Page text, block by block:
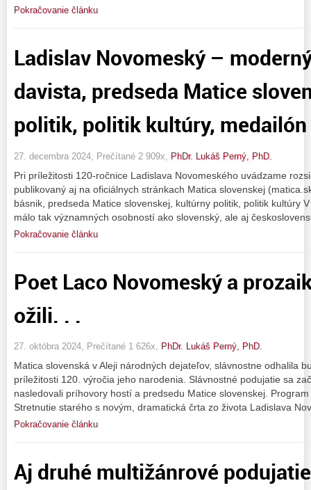
Pokračovanie článku
Ladislav Novomeský –
davista, predseda Matice
politik, politik kultúry,
27. decembra 2024, Prečítané 2 909x, PhDr. Lukáš Perný, PhD.
Pri príležitosti 120-ročnice Ladislava Novomeského uvádzame
publikovaný aj na oficiálnych stránkach Matica slovenskej
básnik, predseda Matice slovenskej, kultúrny politik, politik kultúry
málo tak významných osobností ako slovenský, ale aj
Pokračovanie článku
Poet Laco Novomeský a
ožili. . .
27. októbra 2024, Prečítané 1 626x, PhDr. Lukáš Perný, PhD.
Matica slovenská v Aleji národných dejateľov, slávnostne odhalila
príležitosti 120. výročia jeho narodenia. Slávnostné podujatie sa
nasledovali príhovory hostí a predsedu Matice slovenskej.
Stretnutie starého s novým, dramatická črta zo života Ladislava
Pokračovanie článku
Aj druhé multižánrové